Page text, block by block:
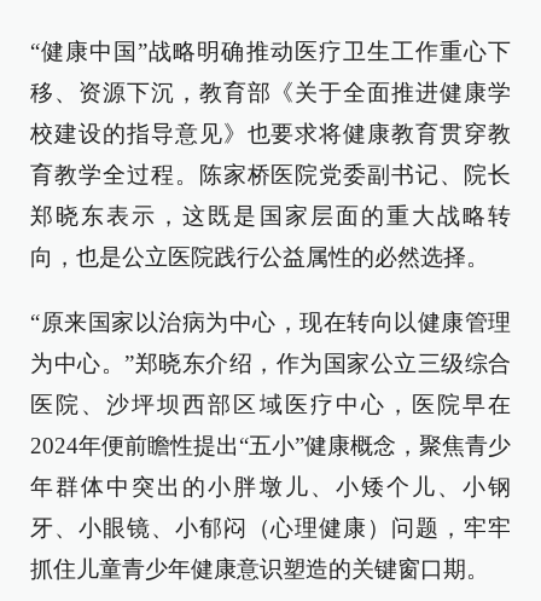
“健康中国”战略明确推动医疗卫生工作重心下
移、资源下沉，教育部《关于全面推进健康学
校建设的指导意见》也要求将健康教育贯穿教
育教学全过程。陈家桥医院党委副书记、院长
郑晓东表示，这既是国家层面的重大战略转
向，也是公立医院践行公益属性的必然选择。
“原来国家以治病为中心，现在转向以健康管理
为中心。”郑晓东介绍，作为国家公立三级综合
医院、沙坪坝西部区域医疗中心，医院早在
2024年便前瞻性提出“五小”健康概念，聚焦青少
年群体中突出的小胖墩儿、小矮个儿、小钢
牙、小眼镜、小郁闷（心理健康）问题，牢牢
抓住儿童青少年健康意识塑造的关键窗口期。